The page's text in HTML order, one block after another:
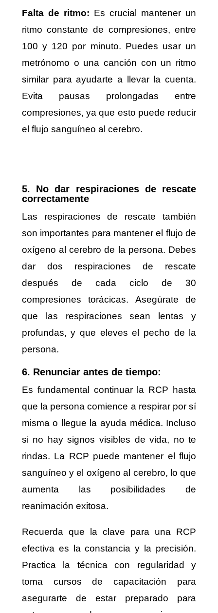
Falta de ritmo: Es crucial mantener un
ritmo constante de compresiones, entre
100 y 120 por minuto. Puedes usar un
metrónomo o una canción con un ritmo
similar para ayudarte a llevar la cuenta.
Evita pausas prolongadas entre
compresiones, ya que esto puede reducir
el flujo sanguíneo al cerebro.
5. No dar respiraciones de rescate
correctamente
Las respiraciones de rescate también
son importantes para mantener el flujo de
oxígeno al cerebro de la persona. Debes
dar dos respiraciones de rescate
después de cada ciclo de 30
compresiones torácicas. Asegúrate de
que las respiraciones sean lentas y
profundas, y que eleves el pecho de la
persona.
6. Renunciar antes de tiempo:
Es fundamental continuar la RCP hasta
que la persona comience a respirar por sí
misma o llegue la ayuda médica. Incluso
si no hay signos visibles de vida, no te
rindas. La RCP puede mantener el flujo
sanguíneo y el oxígeno al cerebro, lo que
aumenta las posibilidades de
reanimación exitosa.
Recuerda que la clave para una RCP
efectiva es la constancia y la precisión.
Practica la técnica con regularidad y
toma cursos de capacitación para
asegurarte de estar preparado para